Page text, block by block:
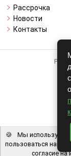
Рассрочка
Новости
Контакты
🍪
Мы используем
пользоваться
согласие